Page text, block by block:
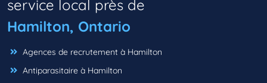
service local près de
Hamilton, Ontario
Agences de recrutement à Hamilton
Antiparasitaire à Hamilton